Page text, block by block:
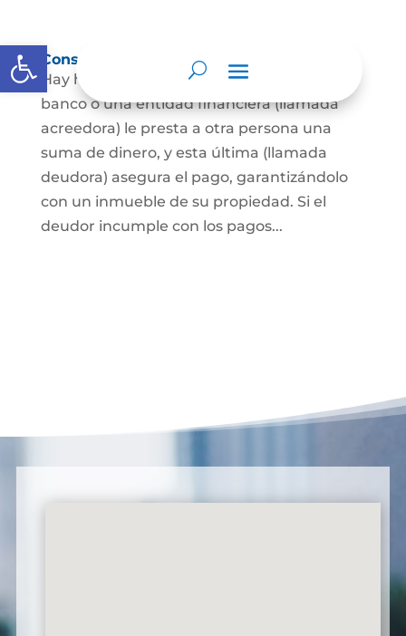
Abrir barra de herramientas
Constitución de hipoteca
Hay hipoteca cuando una persona, o un
banco o una entidad financiera (llamada
acreedora) le presta a otra persona una
suma de dinero, y esta última (llamada
deudora) asegura el pago, garantizándolo
con un inmueble de su propiedad. Si el
deudor incumple con los pagos...